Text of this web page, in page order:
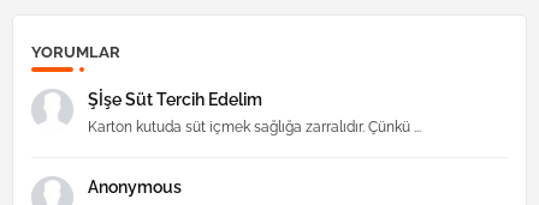
YORUMLAR
Şİşe Süt Tercih Edelim
Karton kutuda süt içmek sağlığa zarralıdır. Çünkü ...
Anonymous